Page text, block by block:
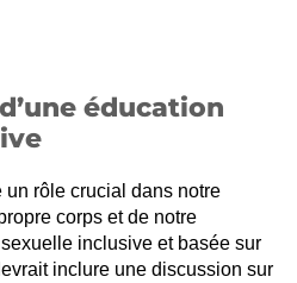
éducation
un rôle crucial dans notre
corps et de notre
inclusive et basée sur
inclure une discussion sur